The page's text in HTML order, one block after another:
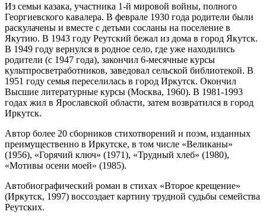
Из семьи казака, участника 1-й мировой войны, полного
Георгиевского кавалера. В феврале 1930 года родители были
раскулачены и вместе с детьми сосланы на поселение в
Якутию. В 1943 году Реутский бежал из дома в город Якутск.
В 1949 году вернулся в родное село, где уже находились
родители (с 1947 года), закончил 6-месячные курсы
культпросветработников, заведовал сельской библиотекой. В
1951 году семья переселилась в город Иркутск. Окончил
Высшие литературные курсы (Москва, 1960). В 1981-1993
годах жил в Ярославской области, затем возвратился в город
Иркутск.
Автор более 20 сборников стихотворений и поэм, изданных
преимущественно в Иркутске, в том числе «Великаны»
(1956), «Горячий ключ» (1971), «Трудный хлеб» (1980),
«Мотивы осени моей» (1985).
Автобиографический роман в стихах «Второе крещение»
(Иркутск, 1997) воссоздает картину трудной судьбы семейства
Реутских.